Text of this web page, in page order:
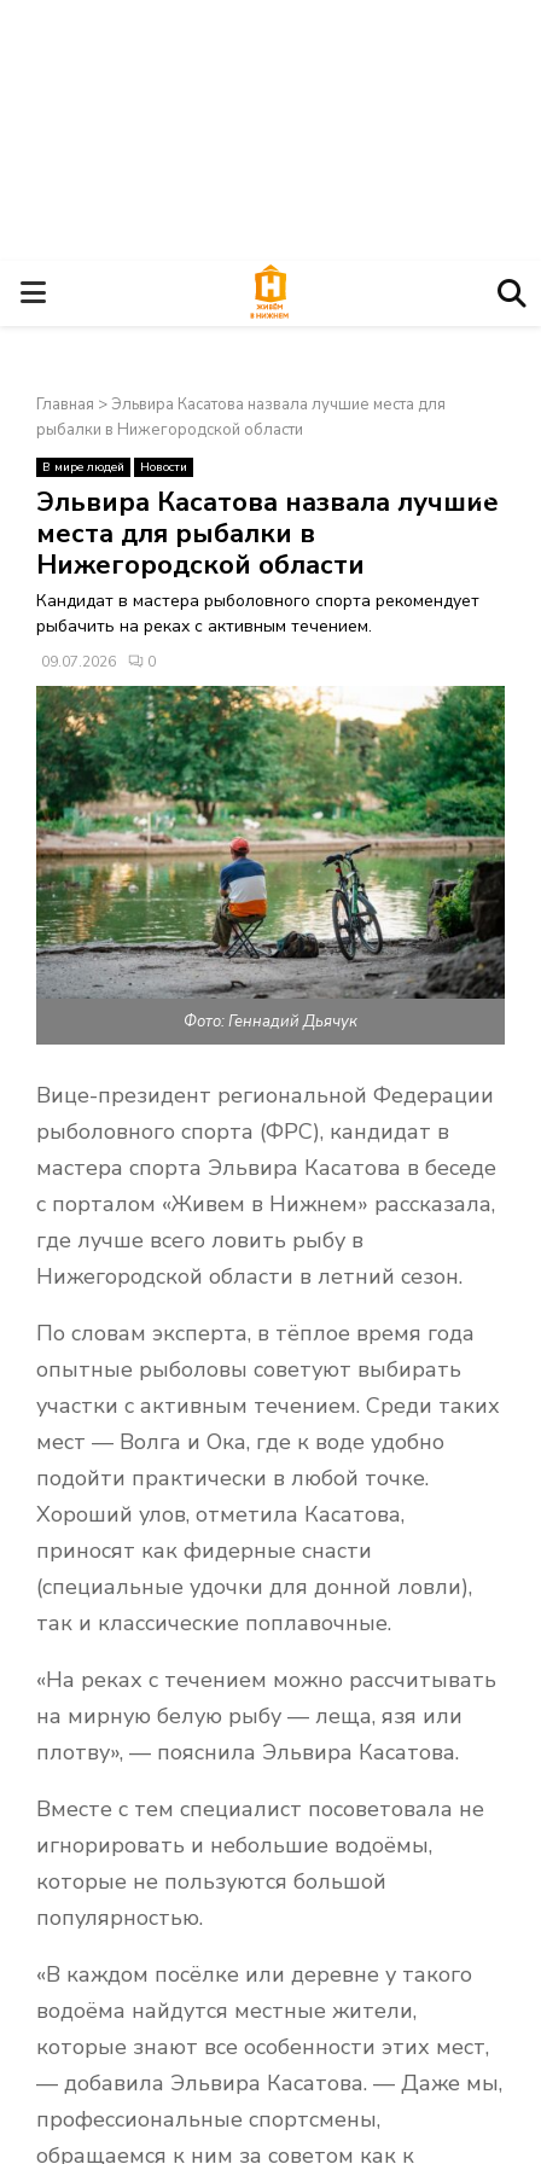
О
Н
О
В
Н
О
Е
М
Е
Н
Ю
Главная >Эльвира Касатова назвала лучшие места для
рыбалки в Нижегородской области
В мире людей Новости
Эльвира Касатова назвала лучшие
места для рыбалки в
Нижегородской области
Кандидат в мастера рыболовного спорта рекомендует
рыбачить на реках с активным течением.
09.07.2026 0
Фото: Геннадий Дьячук
Вице-президент региональной Федерации
рыболовного спорта (ФРС), кандидат в
мастера спорта Эльвира Касатова в беседе
с порталом «Живем в Нижнем» рассказала,
где лучше всего ловить рыбу в
Нижегородской области в летний сезон.
×
По словам эксперта, в тёплое время года
опытные рыболовы советуют выбирать
участки с активным течением. Среди таких
мест — Волга и Ока, где к воде удобно
подойти практически в любой точке.
Хороший улов, отметила Касатова,
приносят как фидерные снасти
(специальные удочки для донной ловли),
так и классические поплавочные.
«На реках с течением можно рассчитывать
на мирную белую рыбу — леща, язя или
плотву», — пояснила Эльвира Касатова.
Вместе с тем специалист посоветовала не
игнорировать и небольшие водоёмы,
которые не пользуются большой
популярностью.
«В каждом посёлке или деревне у такого
водоёма найдутся местные жители,
которые знают все особенности этих мест,
— добавила Эльвира Касатова. — Даже мы,
профессиональные спортсмены,
обращаемся к ним за советом как к